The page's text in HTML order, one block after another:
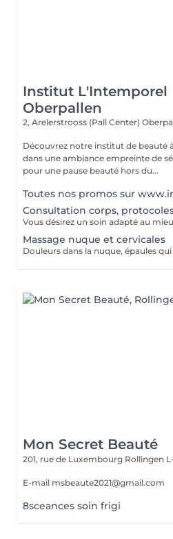
Institut L'Intemporel
Oberpallen
2, Arelerstrooss (Pall Center)
Découvrez notre institut de beauté
dans une ambiance empreinte de
pour une pause beauté hors du...
Toutes nos promos sur
Consultation corps,
Massage nuque et cervicales
Mon Secret Beauté
201, rue de Luxembourg Rollingen
E-mail msbeaute2021@gmail.com
8sceances soin frigi